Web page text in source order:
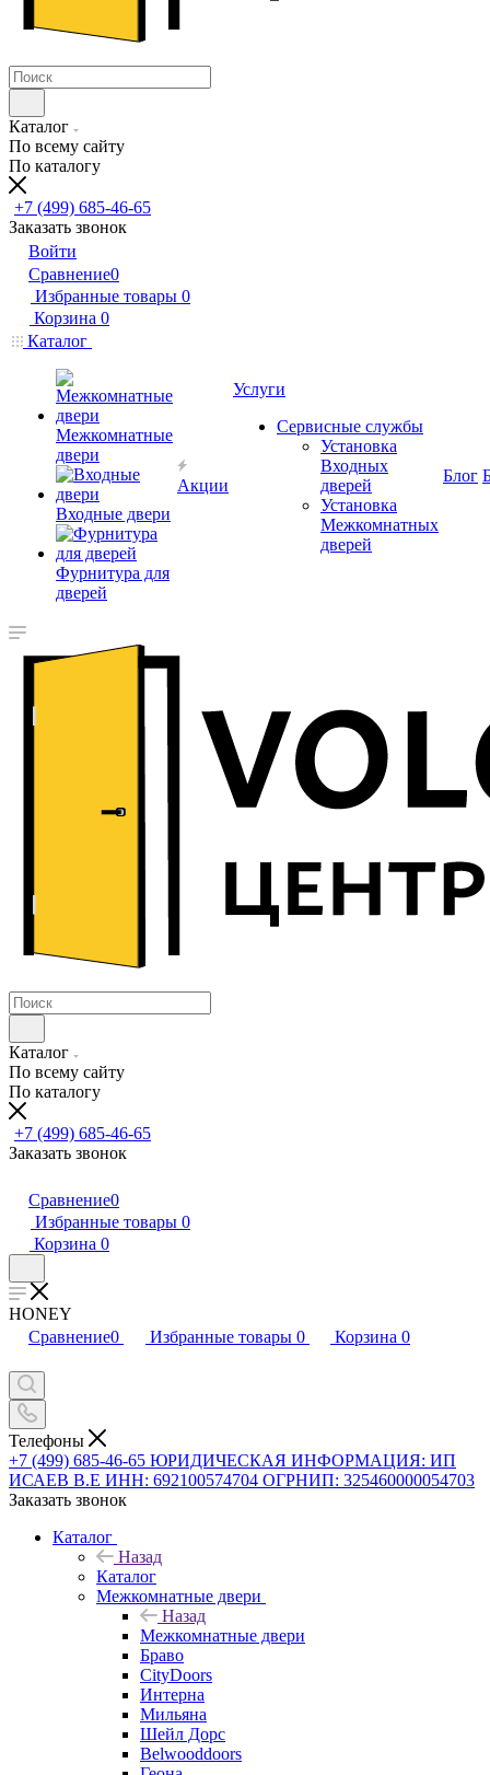
Каталог
По всему сайту
По каталогу
+7 (499) 685-46-65
Заказать звонок
Войти
Сравнение0
Избранные товары 0
Корзина 0
Каталог
Межкомнатные
двери
Входные двери
Фурнитура для
дверей
Акции
Услуги
Сервисные службы
Установка
Входных
дверей
Установка
Межкомнатных
дверей
Блог
Каталог
По всему сайту
По каталогу
+7 (499) 685-46-65
Заказать звонок
Сравнение0
Избранные товары 0
Корзина 0
HONEY
Сравнение0 Избранные товары 0 Корзина 0
Телефоны
+7 (499) 685-46-65 ЮРИДИЧЕСКАЯ ИНФОРМАЦИЯ: ИП
ИСАЕВ В.Е ИНН: 692100574704 ОГРНИП: 325460000054703
Заказать звонок
Каталог
Назад
Каталог
Межкомнатные двери
Назад
Межкомнатные двери
Браво
CityDoors
Интерна
Мильяна
Шейл Дорс
Belwooddoors